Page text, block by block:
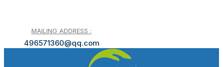
MAILING ADDRESS :
496571360@qq.com